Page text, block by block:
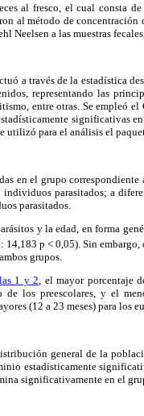
al fresco, el cual consta
al método de
Neelsen a las muestras
a través de la estadística
representando las
entre otras. Se empleó
significativas
utilizó para el análisis el
en el grupo
individuos parasitados; a
parasitados.
y la edad, en forma
: 14,183 p < 0,05). Sin
grupos.
1 y 2, el mayor porcentaje
de los preescolares, y el
(12 a 23 meses) para los
general de la
estadísticamente
significativamente en el